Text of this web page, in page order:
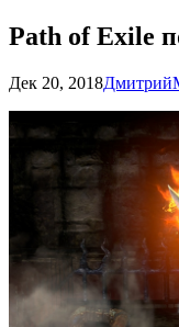
Path of Exile
Дек 20, 2018Дмитрий